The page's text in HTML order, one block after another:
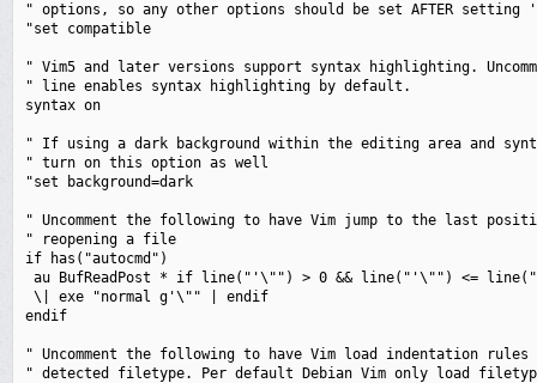
" options, so any other options should be set AFTER setting
"set compatible
" Vim5 and later versions support syntax highlighting.
" line enables syntax highlighting by default.
syntax on
" If using a dark background within the editing area and
" turn on this option as well
"set background=dark
" Uncomment the following to have Vim jump to the last
" reopening a file
if has("autocmd")
au BufReadPost * if line("'\"") > 0 && line("'\"") <=
\| exe "normal g'\"" | endif
endif
" Uncomment the following to have Vim load indentation
" detected filetype. Per default Debian Vim only load